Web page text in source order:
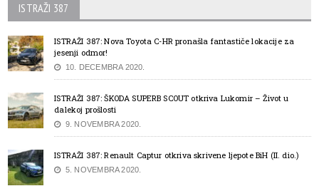
ISTRAŽI 387
ISTRAŽI 387: Nova Toyota C-HR pronašla fantastiče lokacije za
jesenji odmor!
10. DECEMBRA 2020.
ISTRAŽI 387: ŠKODA SUPERB SCOUT otkriva Lukomir – Život u
dalekoj prošlosti
9. NOVEMBRA 2020.
ISTRAŽI 387: Renault Captur otkriva skrivene ljepote BiH (II. dio.)
5. NOVEMBRA 2020.